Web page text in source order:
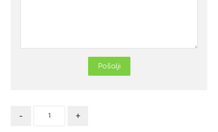
Pošalji
- +